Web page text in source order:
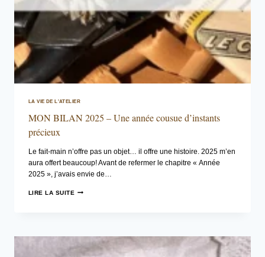
LA VIE DE L'ATELIER
MON BILAN 2025 – Une année cousue d’instants
précieux
Le fait-main n’offre pas un objet… il offre une histoire. 2025 m’en
aura offert beaucoup! Avant de refermer le chapitre « Année
2025 », j’avais envie de…
LIRE LA SUITE MON
ANNÉE
COUSUE
D’INSTANTS